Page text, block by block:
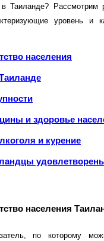
Таиланде? Рассмотрим
уровень и
населения
и здоровье
и курение
населения
по которому